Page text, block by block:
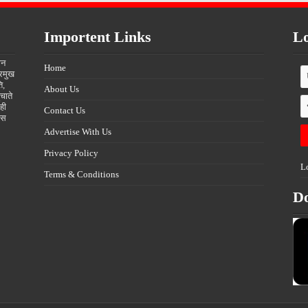
Importent Links
Home
About Us
Contact Us
Advertise With Us
Privacy Policy
Terms & Conditions